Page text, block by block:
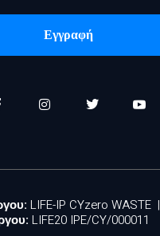
LIFE-IP CYzero WASTE |
LIFE20 IPE/CY/000011